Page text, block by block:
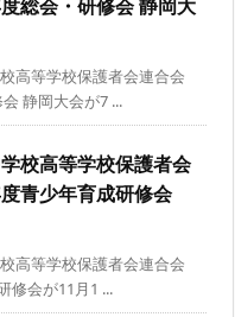
総会・研修会 静岡大
高等学校保護者会連合会
静岡大会が7 ...
校高等学校保護者会
青少年育成研修会
高等学校保護者会連合会
修会が11月1 ...